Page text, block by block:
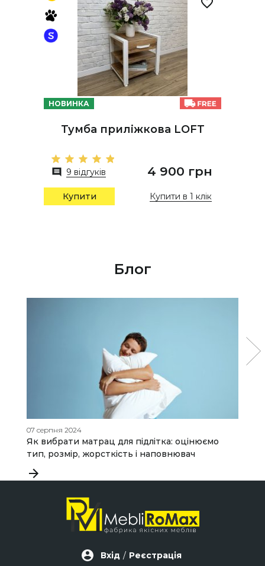
НОВИНКА
Тумба приліжкова LOFT
9 відгуків 4 900 грн
Купити Купити в 1 клік
Блог
07 серпня 2024
Як вибрати матрац для підлітка: оцінюємо
тип, розмір, жорсткість і наповнювач
Вхід / Реєстрація